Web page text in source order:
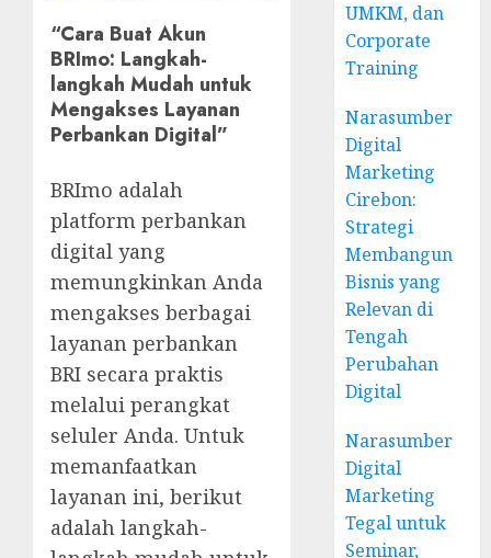
“Cara Buat Akun
BRImo: Langkah-
langkah Mudah untuk
Mengakses Layanan
Perbankan Digital”
BRImo adalah
platform perbankan
digital yang
memungkinkan Anda
mengakses berbagai
layanan perbankan
BRI secara praktis
melalui perangkat
seluler Anda. Untuk
memanfaatkan
layanan ini, berikut
adalah langkah-
UMKM, dan
Corporate
Training
Narasumber
Digital
Marketing
Cirebon:
Strategi
Membangun
Bisnis yang
Relevan di
Tengah
Perubahan
Digital
Narasumber
Digital
Marketing
Tegal untuk
Seminar,